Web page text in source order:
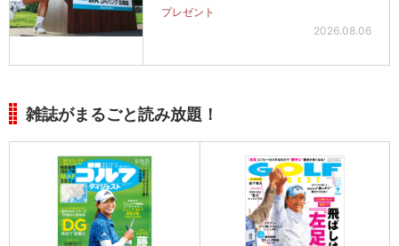
プレゼント
2026.08.06
雑誌がまるごと読み放題！